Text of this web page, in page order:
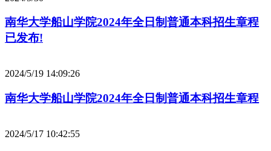
南华大学船山学院2024年全日制普通本科招生章程
已发布!
2024/5/19 14:09:26
南华大学船山学院2024年全日制普通本科招生章程
2024/5/17 10:42:55